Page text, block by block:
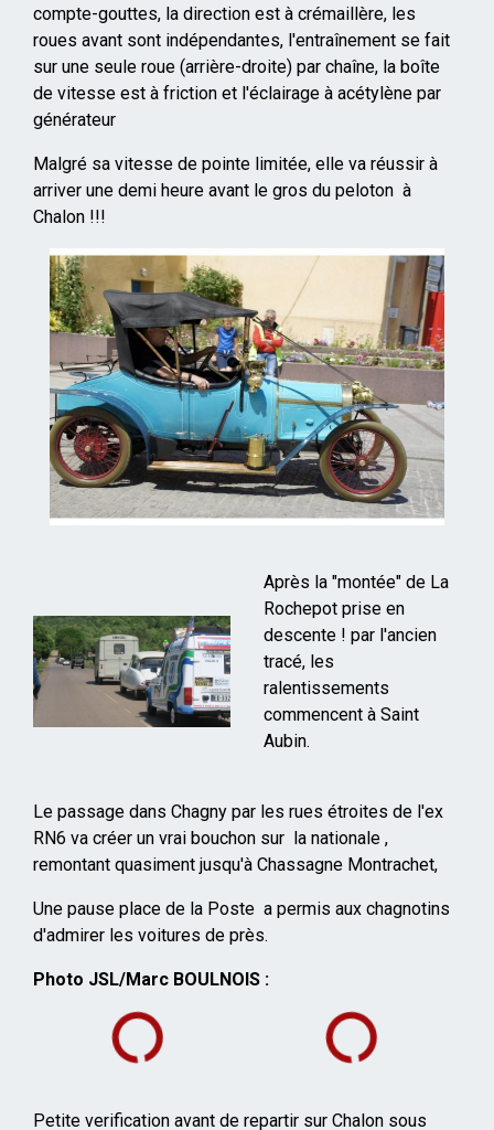
compte-gouttes, la direction est à crémaillère, les
roues avant sont indépendantes, l'entraînement se fait
sur une seule roue (arrière-droite) par chaîne, la boîte
de vitesse est à friction et l'éclairage à acétylène par
générateur
Malgré sa vitesse de pointe limitée, elle va réussir à
arriver une demi heure avant le gros du peloton à
Chalon !!!
Après la "montée" de La
Rochepot prise en
descente ! par l'ancien
tracé, les
ralentissements
commencent à Saint
Aubin.
Le passage dans Chagny par les rues étroites de l'ex
RN6 va créer un vrai bouchon sur la nationale ,
remontant quasiment jusqu'à Chassagne Montrachet,
Une pause place de la Poste a permis aux chagnotins
d'admirer les voitures de près.
Photo JSL/Marc BOULNOIS :
Petite verification avant de repartir sur Chalon sous